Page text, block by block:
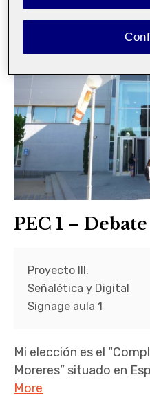
PEC 1 – Debate
Proyecto III.
Señalética y Digital
Signage aula 1
Mi elección es el “
Moreres” situado en
More